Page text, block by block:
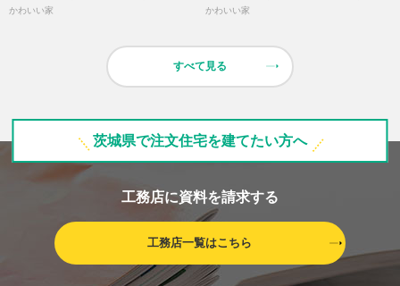
かわいい家
かわいい家
すべて見る
茨城県で注文住宅を建てたい方へ
工務店に資料を請求する
工務店一覧はこちら